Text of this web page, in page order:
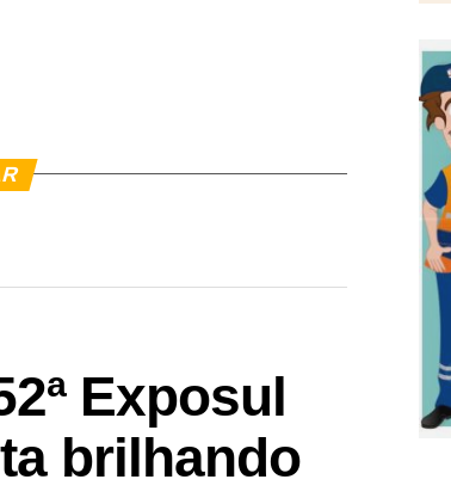
Exposul
brilhando